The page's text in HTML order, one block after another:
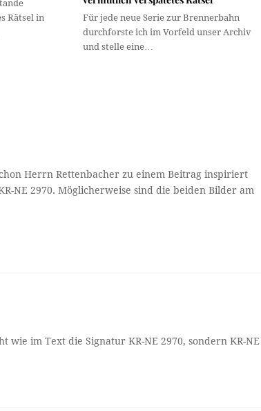
Rätsel in
Für jede neue Serie zur Brennerbahn
durchforste ich im Vorfeld unser Archiv
und stelle eine…
Herrn Rettenbacher zu einem Beitrag inspiriert
NE 2970. Möglicherweise sind die beiden Bilder am
im Text die Signatur KR-NE 2970, sondern KR-NE